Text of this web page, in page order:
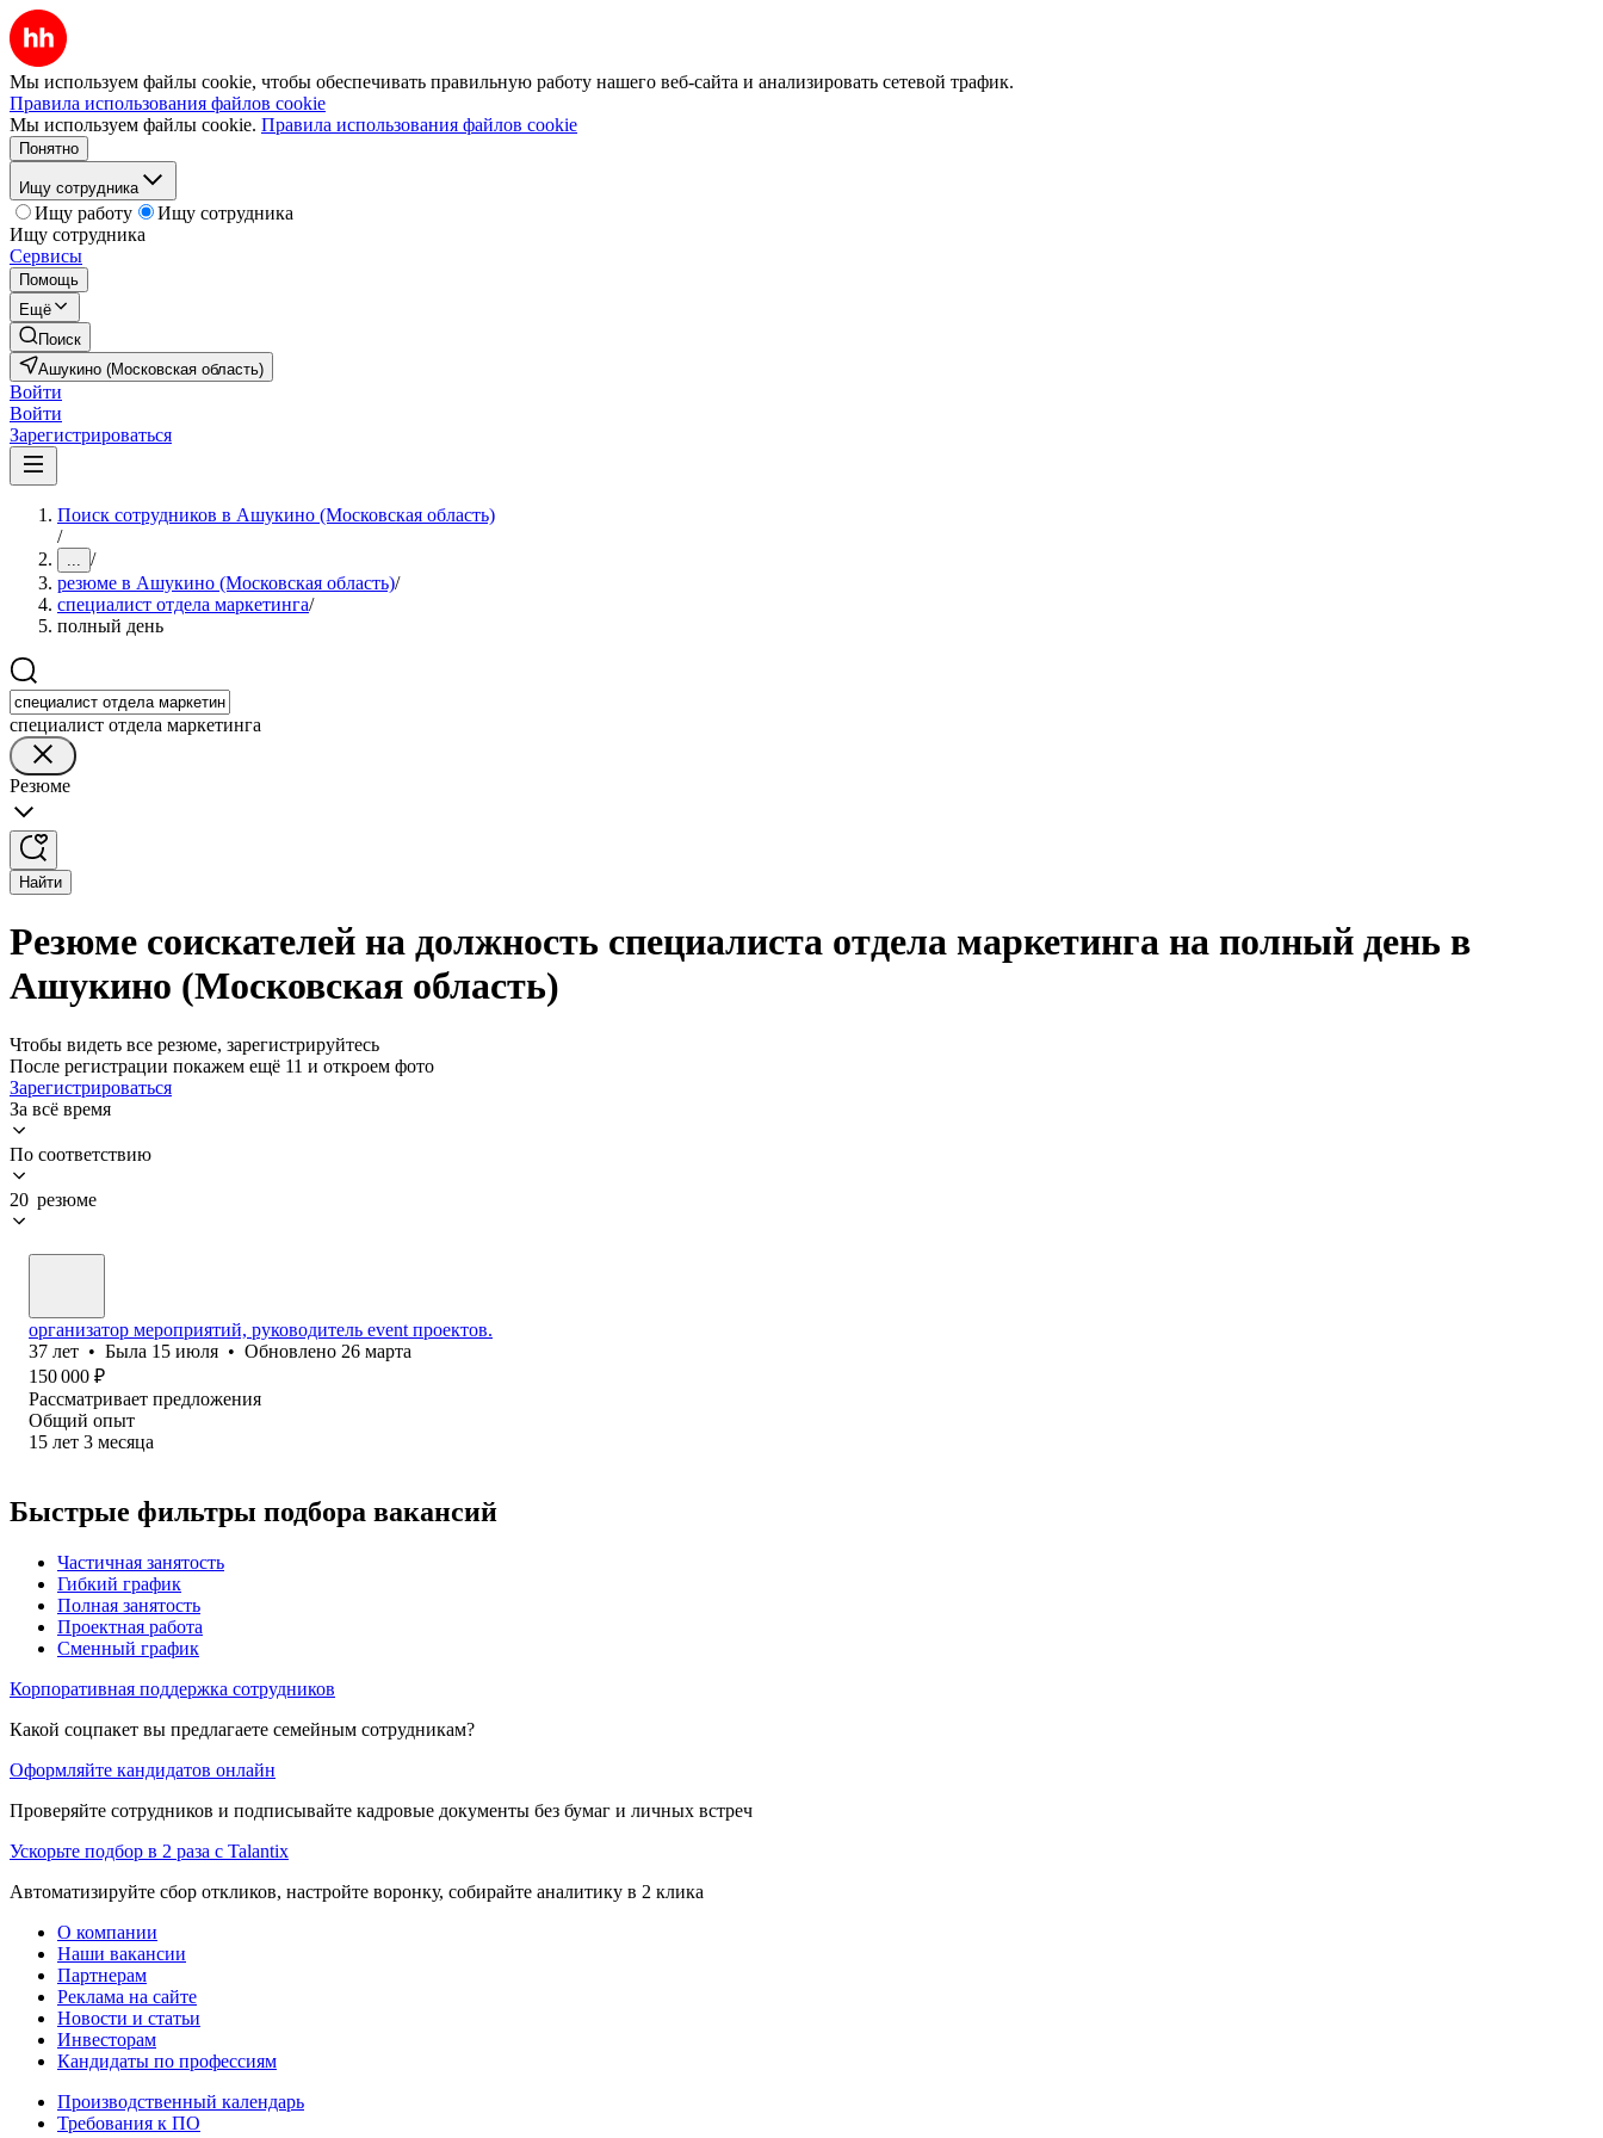
Мы используем файлы cookie, чтобы обеспечивать правильную работу нашего веб-сайта и анализировать сетевой трафик.
Правила использования файлов cookie
Мы используем файлы cookie. Правила использования файлов cookie
Понятно
Ищу сотрудника
Ищу работу
Ищу сотрудника
Ищу сотрудника
Сервисы
Помощь
Ещё
Поиск
Ашукино (Московская область)
Войти
Войти
Зарегистрироваться
Поиск сотрудников в Ашукино (Московская область)
/
... /
резюме в Ашукино (Московская область)/
специалист отдела маркетинга/
полный день
специалист отдела маркетинга
Резюме
Найти
Резюме соискателей на должность специалиста отдела маркетинга на полный день в
Ашукино (Московская область)
Чтобы видеть все резюме, зарегистрируйтесь
После регистрации покажем ещё 11 и откроем фото
Зарегистрироваться
За всё время
По соответствию
20 резюме
организатор мероприятий, руководитель event проектов.
37 лет • Была 15 июля • Обновлено 26 марта
150 000 ₽
Рассматривает предложения
Общий опыт
15 лет 3 месяца
Быстрые фильтры подбора вакансий
Частичная занятость
Гибкий график
Полная занятость
Проектная работа
Сменный график
Корпоративная поддержка сотрудников
Какой соцпакет вы предлагаете семейным сотрудникам?
Оформляйте кандидатов онлайн
Проверяйте сотрудников и подписывайте кадровые документы без бумаг и личных встреч
Ускорьте подбор в 2 раза с Talantix
Автоматизируйте сбор откликов, настройте воронку, собирайте аналитику в 2 клика
О компании
Наши вакансии
Партнерам
Реклама на сайте
Новости и статьи
Инвесторам
Кандидаты по профессиям
Производственный календарь
Требования к ПО